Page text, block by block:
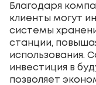
Благодаря
клиенты могут
системы
станции,
использования.
инвестиция в
позволяет